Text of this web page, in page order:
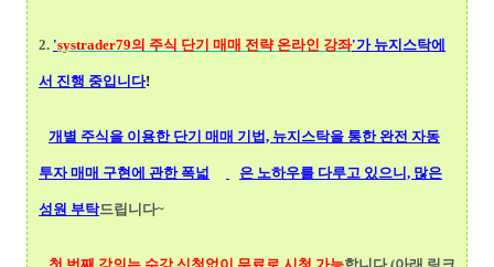
2. 'systrader79의 주식 단기 매매 전략 온라인 강좌'가 뉴지스탁에
서 진행 중입니다!
개별 주식을 이용한 단기 매매 기법, 뉴지스탁을 통한 완전 자동
투자 매매 구현에 관한 폭넓 은 노하우를 다루고 있으니, 많은
성원 부탁드립니다~